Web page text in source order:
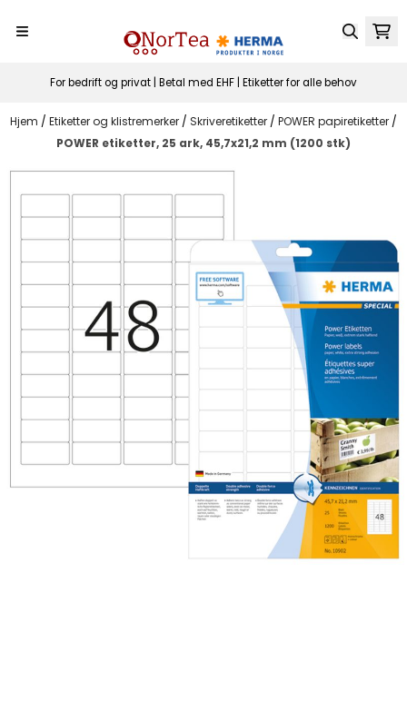
For bedrift og privat | Betal med EHF | Etiketter for alle behov
Hjem / Etiketter og klistremerker / Skriveretiketter / POWER papiretiketter /
POWER etiketter, 25 ark, 45,7x21,2 mm (1200 stk)